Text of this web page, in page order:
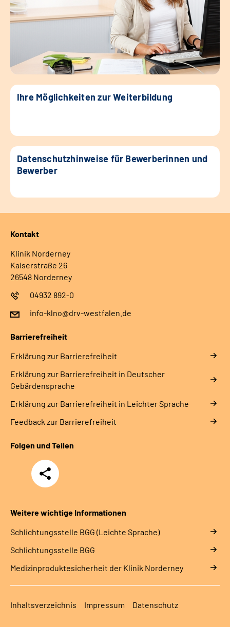
Ihre Möglichkeiten zur Weiterbildung
Datenschutzhinweise für Bewerberinnen und
Bewerber
Kontakt
Klinik Norderney
Kaiserstraße 26
26548 Norderney
04932 892-0
info-klno@drv-westfalen.de
Barrierefreiheit
Erklärung zur Barrierefreiheit
Erklärung zur Barrierefreiheit in Deutscher
Gebärdensprache
Erklärung zur Barrierefreiheit in Leichter Sprache
Feedback zur Barrierefreiheit
Folgen und Teilen
Teilen
Weitere wichtige Informationen
Schlich­tungs­stel­le BGG (Leichte Sprache)
Schlich­tungs­stel­le BGG
Medizinproduktesicherheit der Klinik Norderney
Inhaltsverzeichnis Impressum Datenschutz